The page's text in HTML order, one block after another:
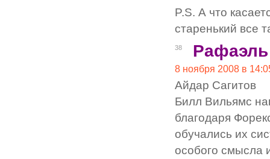
P.S. А что
старенький все
38
8 ноября 2008 в
Айдар Сагитов
Билл Вильямс
благодаря
обучались их
особого смысла